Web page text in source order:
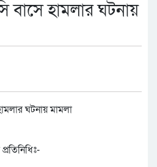
বাসে হামলার ঘটনায়